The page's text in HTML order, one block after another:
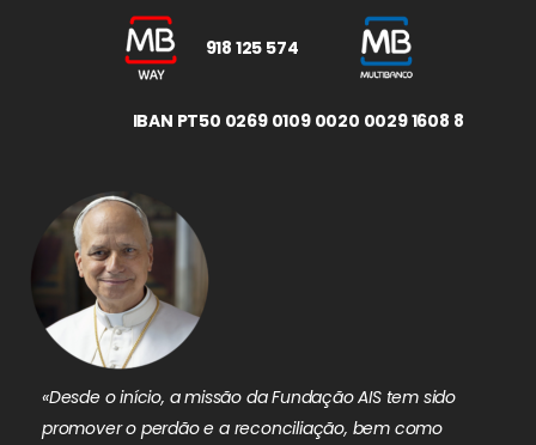
918 125 574
IBAN PT50 0269 0109 0020 0029 1608 8
«Desde o início, a missão da Fundação AIS tem sido
promover o perdão e a reconciliação, bem como